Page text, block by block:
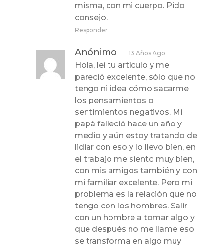
misma, con mi cuerpo. Pido
consejo.
Responder
Anónimo 13 Años Ago
Hola, leí tu artículo y me
pareció excelente, sólo que no
tengo ni idea cómo sacarme
los pensamientos o
sentimientos negativos. Mi
papá falleció hace un año y
medio y aún estoy tratando de
lidiar con eso y lo llevo bien, en
el trabajo me siento muy bien,
con mis amigos también y con
mi familiar excelente. Pero mi
problema es la relación que no
tengo con los hombres. Salir
con un hombre a tomar algo y
que después no me llame eso
se transforma en algo muy